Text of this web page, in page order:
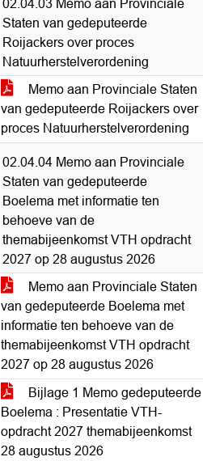
02.04.03 Memo aan Provinciale
Staten van gedeputeerde
Roijackers over proces
Natuurherstelverordening
Memo aan Provinciale Staten
van gedeputeerde Roijackers over
proces Natuurherstelverordening
02.04.04 Memo aan Provinciale
Staten van gedeputeerde
Boelema met informatie ten
behoeve van de
themabijeenkomst VTH opdracht
2027 op 28 augustus 2026
Memo aan Provinciale Staten
van gedeputeerde Boelema met
informatie ten behoeve van de
themabijeenkomst VTH opdracht
2027 op 28 augustus 2026
Bijlage 1 Memo gedeputeerde
Boelema : Presentatie VTH-
opdracht 2027 themabijeenkomst
28 augustus 2026